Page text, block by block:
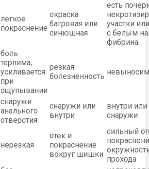
легкое
покраснение
окраска
багровая или
синюшная
есть
участки
с белым
фибрина
боль
терпима,
усиливается
при
ощупывании
резкая
болезненность
снаружи
анального
отверстия
снаружи или
внутри
внутри
снаружи
нерезкая
отек и
покраснение
вокруг шишки
сильный
прохода